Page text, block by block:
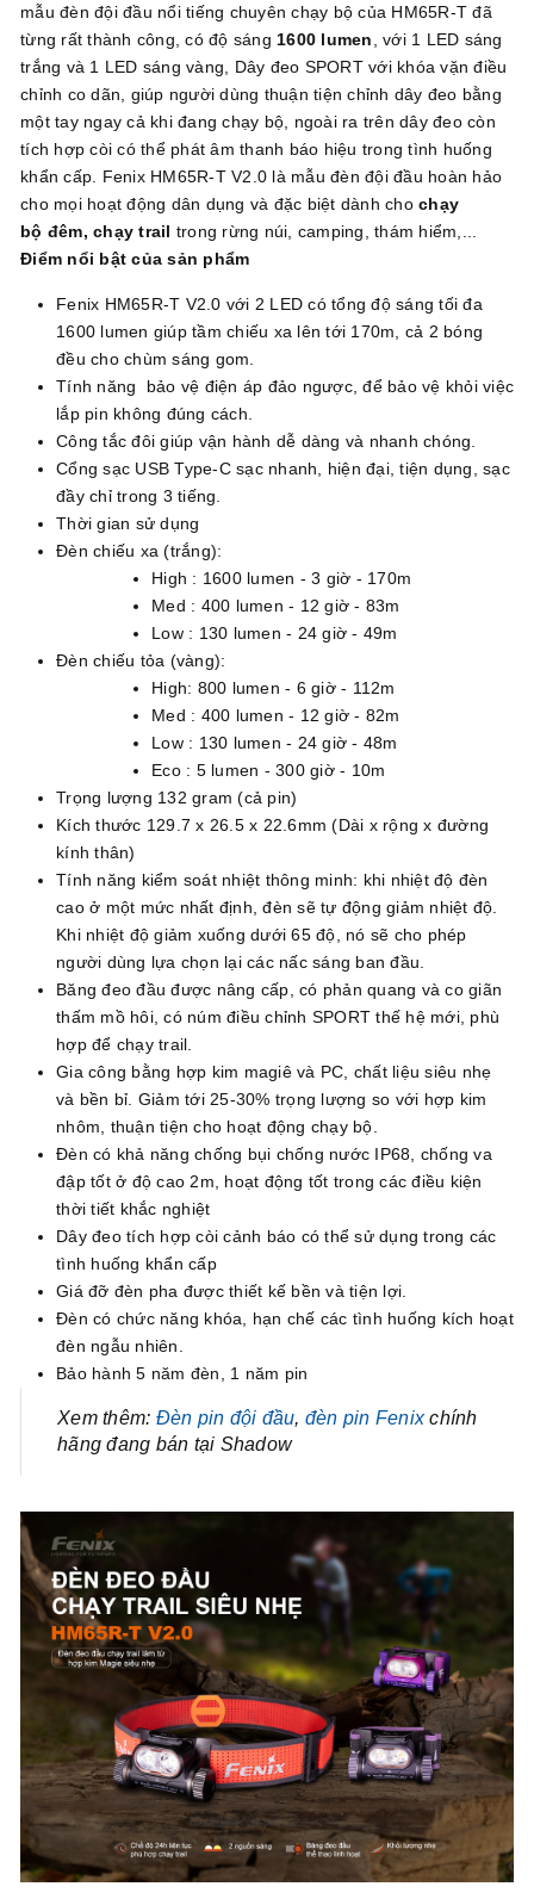
mẫu đèn đội đầu nổi tiếng chuyên chạy bộ của HM65R-T đã
từng rất thành công, có độ sáng 1600 lumen, với 1 LED sáng
trắng và 1 LED sáng vàng, Dây đeo SPORT với khóa vặn điều
chỉnh co dãn, giúp người dùng thuận tiện chỉnh dây đeo bằng
một tay ngay cả khi đang chạy bộ, ngoài ra trên dây đeo còn
tích hợp còi có thể phát âm thanh báo hiệu trong tình huống
khẩn cấp. Fenix ​​HM65R-T V2.0 là mẫu đèn đội đầu hoàn hảo
cho mọi hoạt động dân dụng và đặc biệt dành cho chạy
bộ đêm, chạy trail trong rừng núi, camping, thám hiểm,...
Điểm nổi bật của sản phẩm
Fenix HM65R-T V2.0 với 2 LED có tổng độ sáng tối đa
1600 lumen giúp tầm chiếu xa lên tới 170m, cả 2 bóng
đều cho chùm sáng gom.
Tính năng bảo vệ điện áp đảo ngược, để bảo vệ khỏi việc
lắp pin không đúng cách.
Công tắc đôi giúp vận hành dễ dàng và nhanh chóng.
Cổng sạc USB Type-C sạc nhanh, hiện đại, tiện dụng, sạc
đầy chỉ trong 3 tiếng.
Thời gian sử dụng
Đèn chiếu xa (trắng):
High : 1600 lumen - 3 giờ - 170m
Med : 400 lumen - 12 giờ - 83m
Low : 130 lumen - 24 giờ - 49m
Đèn chiếu tỏa (vàng):
High: 800 lumen - 6 giờ - 112m
Med : 400 lumen - 12 giờ - 82m
Low : 130 lumen - 24 giờ - 48m
Eco : 5 lumen - 300 giờ - 10m
Trọng lượng 132 gram (cả pin)
Kích thước 129.7 x 26.5 x 22.6mm (Dài x rộng x đường
kính thân)
Tính năng kiểm soát nhiệt thông minh: khi nhiệt độ đèn
cao ở một mức nhất định, đèn sẽ tự động giảm nhiệt độ.
Khi nhiệt độ giảm xuống dưới 65 độ, nó sẽ cho phép
người dùng lựa chọn lại các nấc sáng ban đầu.
Băng đeo đầu được nâng cấp, có phản quang và co giãn
thấm mồ hôi, có núm điều chỉnh SPORT thế hệ mới, phù
hợp để chạy trail.
Gia công bằng hợp kim magiê và PC, chất liệu siêu nhẹ
và bền bỉ. Giảm tới 25-30% trọng lượng so với hợp kim
nhôm, thuận tiện cho hoạt động chạy bộ.
Đèn có khả năng chống bụi chống nước IP68, chống va
đập tốt ở độ cao 2m, hoạt động tốt trong các điều kiện
thời tiết khắc nghiệt
Dây đeo tích hợp còi cảnh báo có thể sử dụng trong các
tình huống khẩn cấp
Giá đỡ đèn pha được thiết kế bền và tiện lợi.
Đèn có chức năng khóa, hạn chế các tình huống kích hoạt
đèn ngẫu nhiên.
Bảo hành 5 năm đèn, 1 năm pin
Xem thêm: Đèn pin đội đầu, đèn pin Fenixchính
hãng đang bán tại Shadow